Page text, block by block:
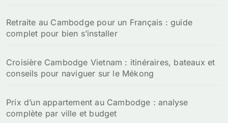
Retraite au Cambodge pour un Français : guide
complet pour bien s’installer
Croisière Cambodge Vietnam : itinéraires, bateaux et
conseils pour naviguer sur le Mékong
Prix d’un appartement au Cambodge : analyse
complète par ville et budget